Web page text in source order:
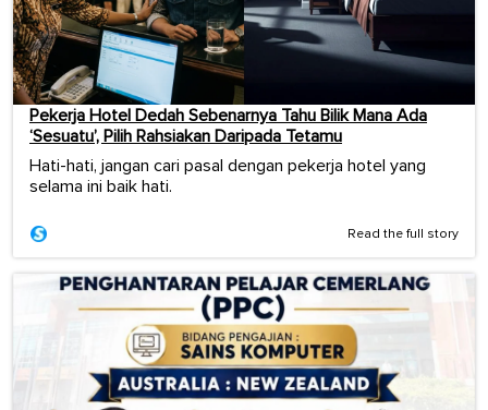
Pekerja Hotel Dedah Sebenarnya Tahu Bilik Mana Ada
‘Sesuatu’, Pilih Rahsiakan Daripada Tetamu
Hati-hati, jangan cari pasal dengan pekerja hotel yang
selama ini baik hati.
Read the full story